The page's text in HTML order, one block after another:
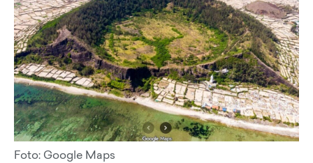
Foto: Google Maps